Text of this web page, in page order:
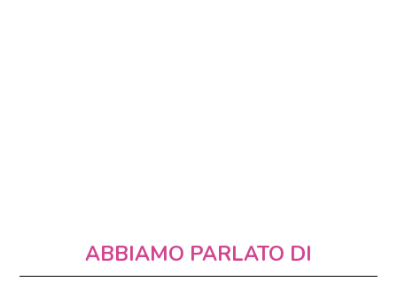
ABBIAMO PARLATO DI